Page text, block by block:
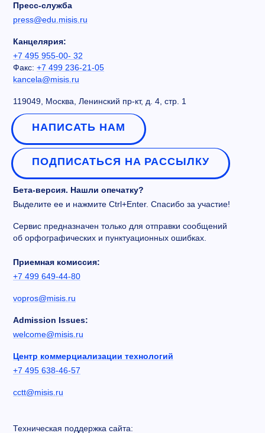
Пресс-служба
press@edu.misis.ru
Канцелярия:
+7 495 955-00- 32
Факс: +7 499 236-21-05
kancela@misis.ru
119049, Москва, Ленинский пр-кт, д. 4, стр. 1
НАПИСАТЬ НАМ
ПОДПИСАТЬСЯ НА РАССЫЛКУ
Бета-версия. Нашли опечатку?
Выделите ее и нажмите Ctrl+Enter. Спасибо за участие!
Сервис предназначен только для отправки сообщений
об орфографических и пунктуационных ошибках.
Приемная комиссия:
+7 499 649-44-80
vopros@misis.ru
Admission Issues:
welcome@misis.ru
Центр коммерциализации технологий
+7 495 638-46-57
cctt@misis.ru
Техническая поддержка сайта: